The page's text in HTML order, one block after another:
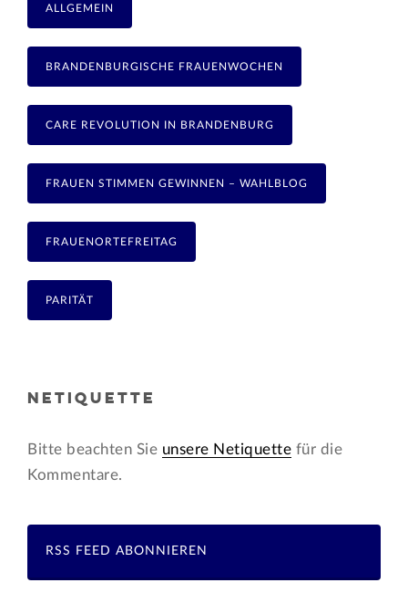
ALLGEMEIN
BRANDENBURGISCHE FRAUENWOCHEN
CARE REVOLUTION IN BRANDENBURG
FRAUEN STIMMEN GEWINNEN – WAHLBLOG
FRAUENORTEFREITAG
PARITÄT
NETIQUETTE
Bitte beachten Sie unsere Netiquette für die
Kommentare.
RSS FEED ABONNIEREN